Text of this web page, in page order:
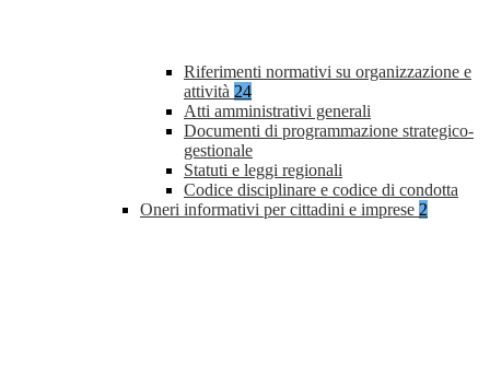
Riferimenti normativi su organizzazione e
attività 24
Atti amministrativi generali
Documenti di programmazione strategico-
gestionale
Statuti e leggi regionali
Codice disciplinare e codice di condotta
Oneri informativi per cittadini e imprese 2